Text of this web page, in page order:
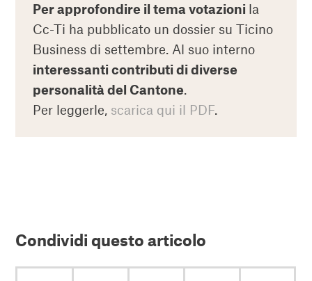
Per approfondire il tema votazioni la
Cc-Ti ha pubblicato un dossier su Ticino
Business di settembre. Al suo interno
interessanti contributi di diverse
personalità del Cantone.
Per leggerle, scarica qui il PDF.
Condividi questo articolo